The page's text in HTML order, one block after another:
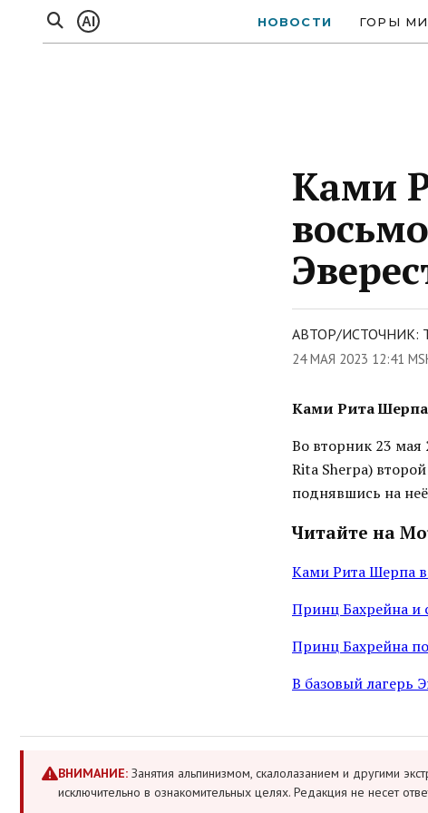
AI НОВОСТИ ГОРЫ
Ками
АВТОР/ИСТОЧНИК:
24 МАЯ 2023 12:41
Ками Рита Шерпа
Во вторник 23
Rita Sherpa)
поднявшись на
Читайте на
Ками Рита Шерпа в
Принц Бахрейна и
Принц Бахрейна
В базовый лагерь
ВНИМАНИЕ: Занятия альпинизмом, скалолазанием и другими
исключительно в ознакомительных целях. Редакция не несет